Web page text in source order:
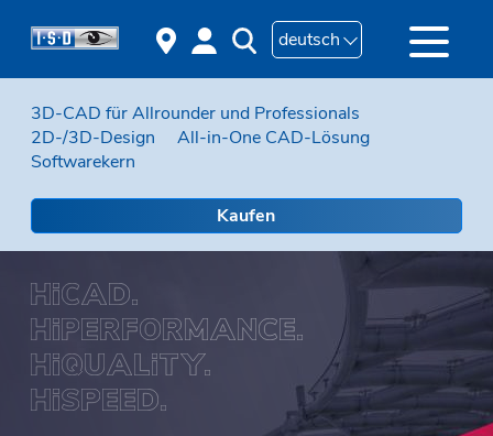
deutsch
3D-CAD für Allrounder und Professionals
2D-/3D-Design
All-in-One CAD-Lösung
Softwarekern
Kaufen